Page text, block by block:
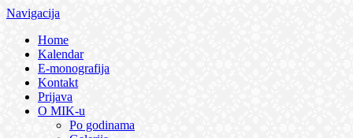
Navigacija
Home
Kalendar
E-monografija
Kontakt
Prijava
O MIK-u
Po godinama